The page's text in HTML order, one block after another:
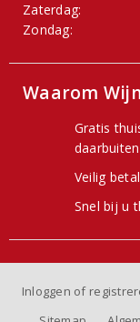
Zaterdag:
Zondag:
Waarom
Gratis
Veilig
Snel bij u
Inloggen of